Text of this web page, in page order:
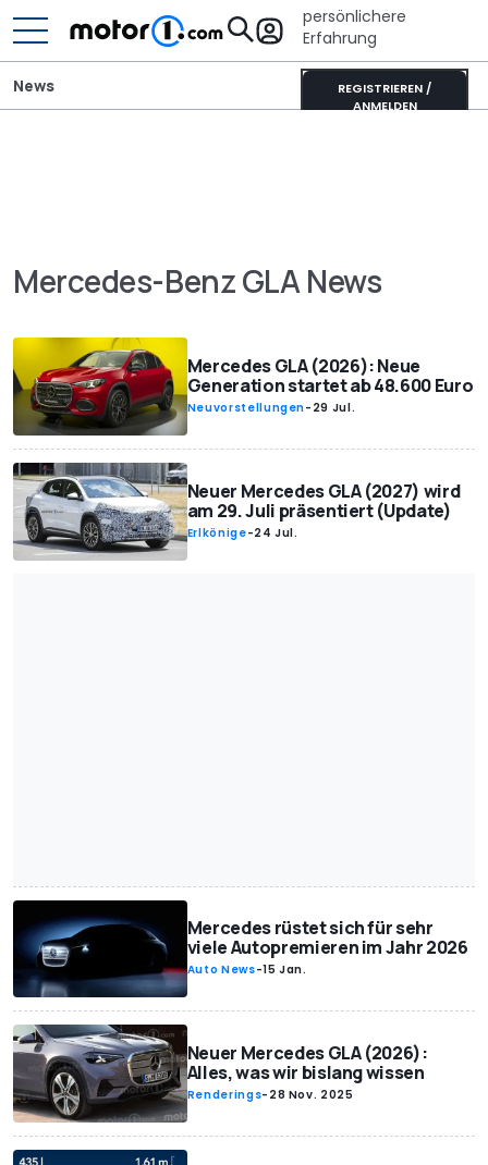
persönlichere
Erfahrung
REGISTRIEREN /
ANMELDEN
News
Mercedes-Benz GLA News
Mercedes GLA (2026): Neue
Generation startet ab 48.600 Euro
Neuvorstellungen- 29 Jul.
Neuer Mercedes GLA (2027) wird
am 29. Juli präsentiert (Update)
Erlkönige-24 Jul.
Mercedes rüstet sich für sehr
viele Autopremieren im Jahr 2026
Auto News-15 Jan.
Neuer Mercedes GLA (2026):
Alles, was wir bislang wissen
Renderings- 28 Nov. 2025